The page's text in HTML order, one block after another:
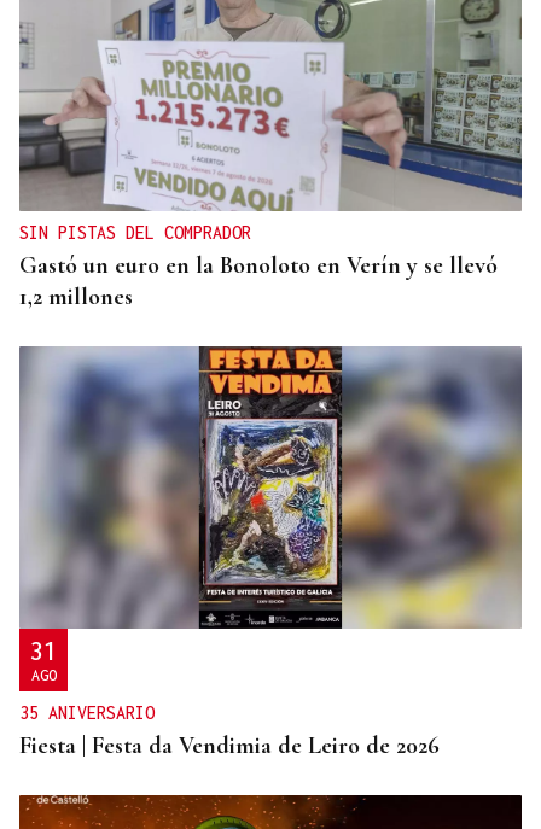
OBITUARIO
Muere el padre de Paula Echevarría, Luis, a los 76
años
SIN PISTAS DEL COMPRADOR
Gastó un euro en la Bonoloto en Verín y se llevó
1,2 millones
31
AGO
35 ANIVERSARIO
Fiesta | Festa da Vendimia de Leiro de 2026